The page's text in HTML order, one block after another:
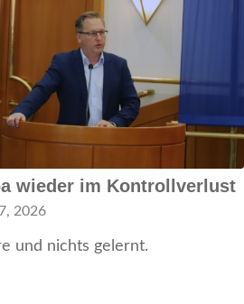
wieder im Kontrollverlust
2026
und nichts gelernt.